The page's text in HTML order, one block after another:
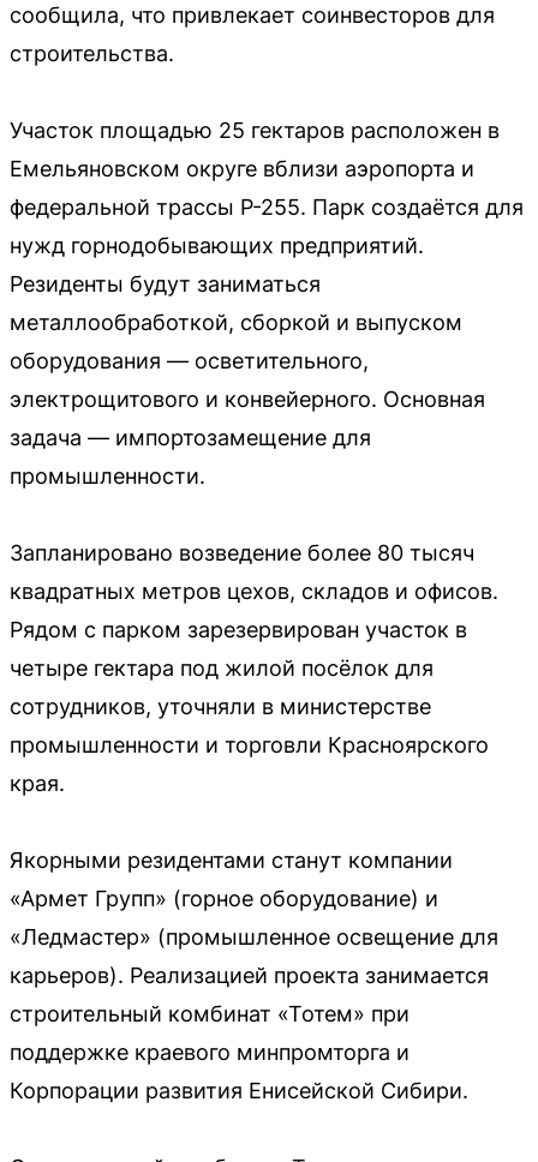
сообщила, что привлекает соинвесторов для
строительства.
Участок площадью 25 гектаров расположен в
Емельяновском округе вблизи аэропорта и
федеральной трассы Р-255. Парк создаётся для
нужд горнодобывающих предприятий.
Резиденты будут заниматься
металлообработкой, сборкой и выпуском
оборудования — осветительного,
электрощитового и конвейерного. Основная
задача — импортозамещение для
промышленности.
Запланировано возведение более 80 тысяч
квадратных метров цехов, складов и офисов.
Рядом с парком зарезервирован участок в
четыре гектара под жилой посёлок для
сотрудников, уточняли в министерстве
промышленности и торговли Красноярского
края.
Якорными резидентами станут компании
«Армет Групп» (горное оборудование) и
«Ледмастер» (промышленное освещение для
карьеров). Реализацией проекта занимается
строительный комбинат «Тотем» при
поддержке краевого минпромторга и
Корпорации развития Енисейской Сибири.